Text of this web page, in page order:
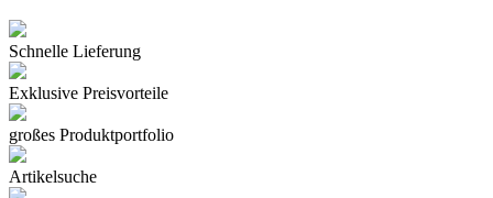
Schnelle Lieferung
Exklusive Preisvorteile
großes Produktportfolio
Artikelsuche